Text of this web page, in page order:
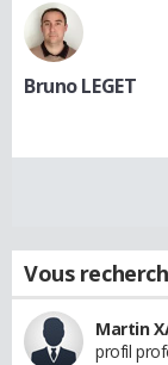
Bruno LEGET
Vous
Martin
profil